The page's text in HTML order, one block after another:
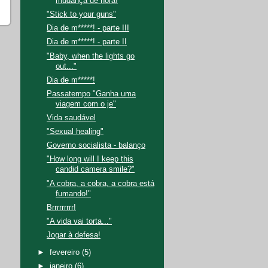
"Stick to your guns"
Dia de m*****! - parte III
Dia de m*****! - parte II
"Baby, when the lights go
out..."
Dia de m*****!
Passatempo "Ganha uma
viagem com o je"
Vida saudável
"Sexual healing"
Governo socialista - balanço
"How long will I keep this
candid camera smile?"
"A cobra, a cobra, a cobra está
fumando!"
Brrrrrrrrr!
"A vida vai torta..."
Jogar à defesa!
► fevereiro (5)